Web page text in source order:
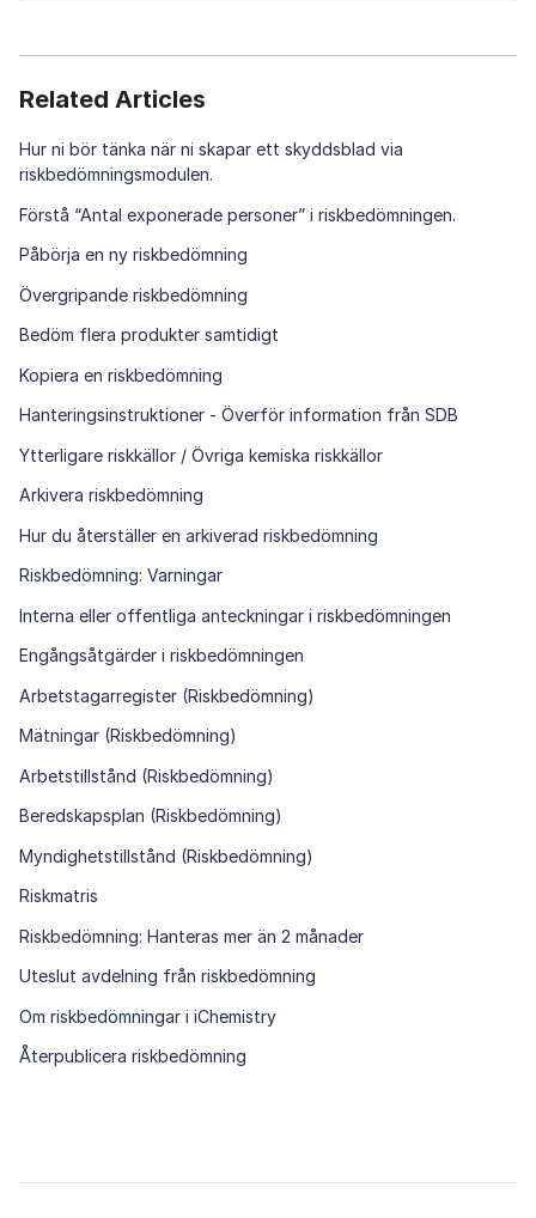
Related Articles
Hur ni bör tänka när ni skapar ett skyddsblad via
riskbedömningsmodulen.
Förstå “Antal exponerade personer” i riskbedömningen.
Påbörja en ny riskbedömning
Övergripande riskbedömning
Bedöm flera produkter samtidigt
Kopiera en riskbedömning
Hanteringsinstruktioner - Överför information från SDB
Ytterligare riskkällor / Övriga kemiska riskkällor
Arkivera riskbedömning
Hur du återställer en arkiverad riskbedömning
Riskbedömning: Varningar
Interna eller offentliga anteckningar i riskbedömningen
Engångsåtgärder i riskbedömningen
Arbetstagarregister (Riskbedömning)
Mätningar (Riskbedömning)
Arbetstillstånd (Riskbedömning)
Beredskapsplan (Riskbedömning)
Myndighetstillstånd (Riskbedömning)
Riskmatris
Riskbedömning: Hanteras mer än 2 månader
Uteslut avdelning från riskbedömning
Om riskbedömningar i iChemistry
Återpublicera riskbedömning